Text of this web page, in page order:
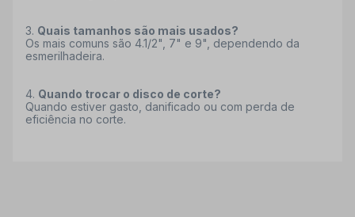
Quais tamanhos são mais usados?
Os mais comuns são 4.1/2", 7" e 9", dependendo da
esmerilhadeira.
Quando trocar o disco de corte?
Quando estiver gasto, danificado ou com perda de
eficiência no corte.